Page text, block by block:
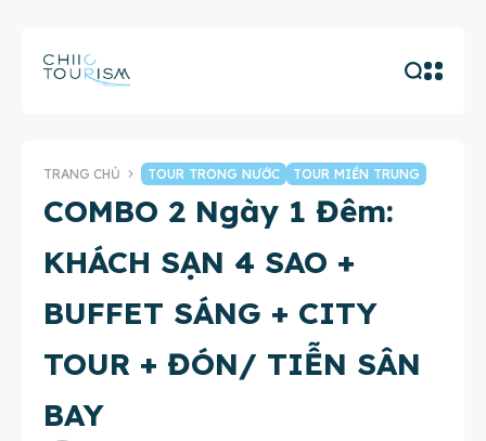
TRANG CHỦ TOUR TRONG NƯỚC TOUR MIỀN TRUNG
COMBO 2 Ngày 1 Đêm:
KHÁCH SẠN 4 SAO +
BUFFET SÁNG + CITY
TOUR + ĐÓN/ TIỄN SÂN
BAY